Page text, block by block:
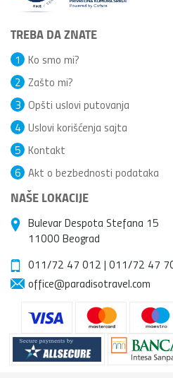
TREBA DA ZNATE
Ko smo mi?
1
Zašto mi?
2
Opšti uslovi putovanja
3
Uslovi korišćenja sajta
4
Kontakt
5
Akt o bezbednosti podataka
6
NAŠE LOKACIJE
Bulevar Despota Stefana 15
11000 Beograd
011/72 47 012 | 011/72 47
office@paradisotravel.com